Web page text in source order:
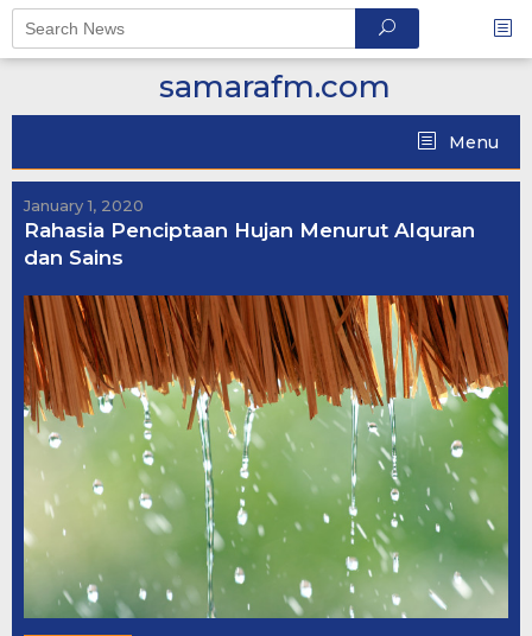
Skip
content
samarafm.com
Menu
January 1, 2020
Rahasia Penciptaan Hujan Menurut Alquran
dan Sains